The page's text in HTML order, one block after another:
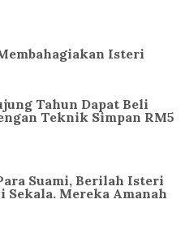
Isteri
Tahun Dapat Beli
Teknik Simpan RM5
Suami, Berilah Isteri
Sekala. Mereka Amanah